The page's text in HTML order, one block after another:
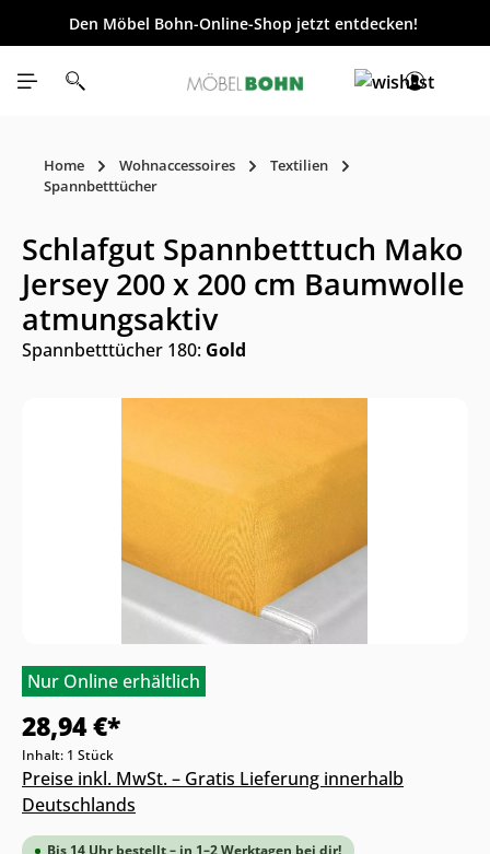
springen
Den Möbel Bohn-Online-Shop jetzt entdecken!
Home Wohnaccessoires
Textilien
Spannbetttücher
Schlafgut Spannbetttuch Mako
Jersey 200 x 200 cm Baumwolle
atmungsaktiv
Spannbetttücher 180: Gold
Nur Online erhältlich
28,94 €*
Inhalt: 1 Stück
Preise inkl. MwSt. – Gratis Lieferung innerhalb
Deutschlands
Bis 14 Uhr bestellt – in 1–2 Werktagen bei dir!